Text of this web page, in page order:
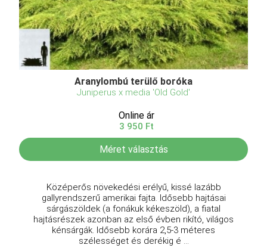
Aranylombú terülő boróka
Juniperus x media 'Old Gold'
Online ár
3 950 Ft
Méret választás
Középerős növekedési erélyű, kissé lazább
gallyrendszerű amerikai fajta. Idősebb hajtásai
sárgászöldek (a fonákuk kékeszöld), a fiatal
hajtásrészek azonban az első évben rikító, világos
kénsárgák. Idősebb korára 2,5-3 méteres
szélességet és derékig é ...